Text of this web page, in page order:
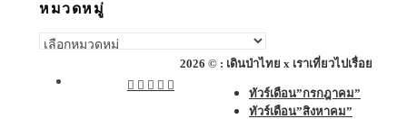
หมวดหมู่
หมวด
2026 © : เดินป่าไทย x เราเที่ยวไปเรื่อย
ทัวร์เดือน”กรกฎาคม”
ทัวร์เดือน”สิงหาคม”